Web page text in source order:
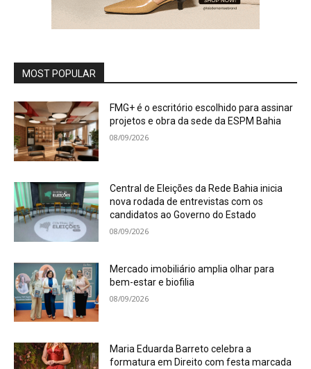
MOST POPULAR
FMG+ é o escritório escolhido para assinar
projetos e obra da sede da ESPM Bahia
08/09/2026
Central de Eleições da Rede Bahia inicia
nova rodada de entrevistas com os
candidatos ao Governo do Estado
08/09/2026
Mercado imobiliário amplia olhar para
bem-estar e biofilia
08/09/2026
Maria Eduarda Barreto celebra a
formatura em Direito com festa marcada